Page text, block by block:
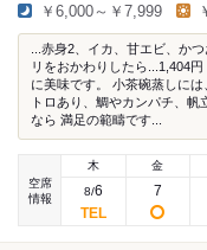
￥6,000～￥7,999
...赤身2、イカ、甘エビ、かつ
リをおかわりしたら...1,404
に美味です。 小茶碗蒸しに
トロあり、鯛やカンパチ、帆
なら 満足の範疇です...
空席
情報
木
8/6
金
7